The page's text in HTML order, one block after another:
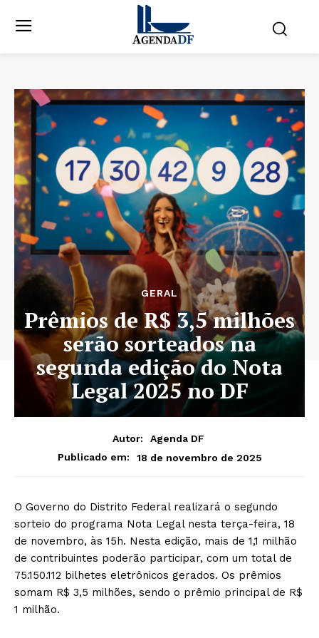
GERAL
Prêmios de R$ 3,5 milhões
serão sorteados na
segunda edição do Nota
Legal 2025 no DF
Autor:
Agenda DF
Publicado em:
18 de novembro de 2025
O Governo do Distrito Federal realizará o segundo
sorteio do programa Nota Legal nesta terça-feira, 18
de novembro, às 15h. Nesta edição, mais de 1,1 milhão
de contribuintes poderão participar, com um total de
75.150.112 bilhetes eletrônicos gerados. Os prêmios
somam R$ 3,5 milhões, sendo o prêmio principal de R$
1 milhão.